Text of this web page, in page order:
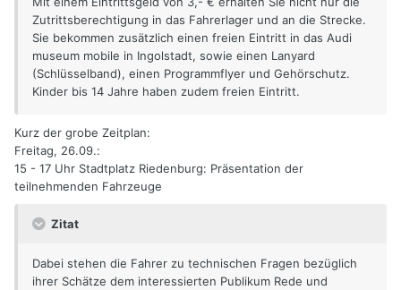
Zutrittsberechtigung in das Fahrerlager und an die Strecke.
Sie bekommen zusätzlich einen freien Eintritt in das Audi
museum mobile in Ingolstadt, sowie einen Lanyard
(Schlüsselband), einen Programmflyer und Gehörschutz.
Kinder bis 14 Jahre haben zudem freien Eintritt.
Kurz der grobe Zeitplan:
Freitag, 26.09.:
15 - 17 Uhr Stadtplatz Riedenburg: Präsentation der
teilnehmenden Fahrzeuge
Zitat
Dabei stehen die Fahrer zu technischen Fragen bezüglich
ihrer Schätze dem interessierten Publikum Rede und